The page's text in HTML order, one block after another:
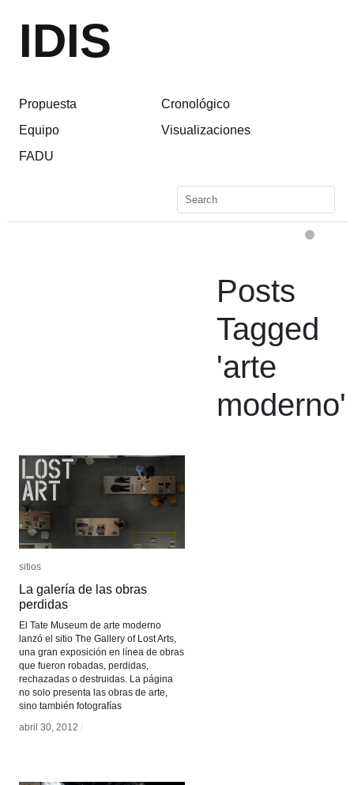
IDIS
Propuesta
Equipo
FADU
Cronológico
Visualizaciones
Posts
Tagged
'arte
moderno'
sitios
La galería de las obras
perdidas
El Tate Museum de arte moderno
lanzó el sitio The Gallery of Lost Arts,
una gran exposición en línea de obras
que fueron robadas, perdidas,
rechazadas o destruidas. La página
no solo presenta las obras de arte,
sino también fotografías
abril 30, 2012 /
sitios
La galería de las obras
perdidas
abril 30, 2012 /